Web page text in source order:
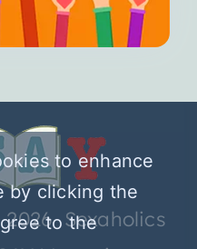
2026 Sexaholics
to enhance
by clicking the
to the